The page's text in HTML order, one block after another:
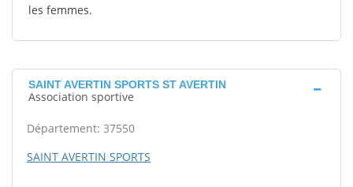
les femmes.
SAINT AVERTIN SPORTS ST AVERTIN
Association sportive
Département: 37550
SAINT AVERTIN SPORTS